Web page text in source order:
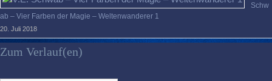
Schw
ab – Vier Farben der Magie – Weltenwanderer 1
20. Juli 2018
Zum Verlauf(en)